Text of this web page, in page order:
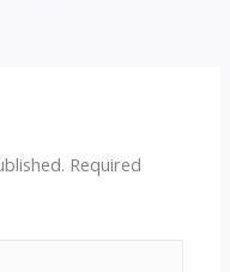
Required